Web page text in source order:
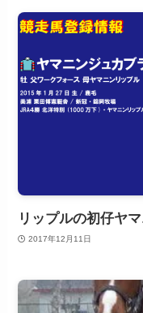
リップルの初仔ヤ
2017年12月11日